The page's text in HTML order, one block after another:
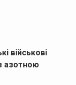
військові
азотною